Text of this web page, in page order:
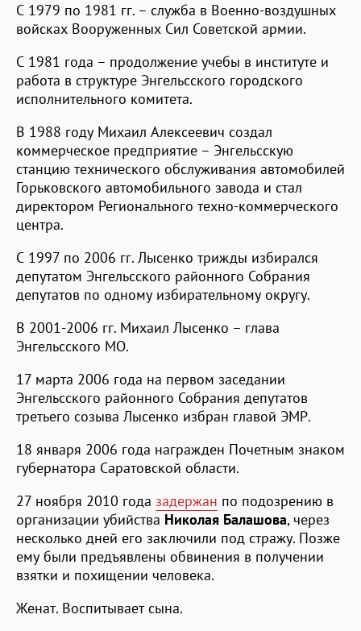
С 1979 по 1981 гг. – служба в Военно-воздушных
войсках Вооруженных Сил Советской армии.
С 1981 года – продолжение учебы в институте и
работа в структуре Энгельсского городского
исполнительного комитета.
В 1988 году Михаил Алексеевич создал
коммерческое предприятие – Энгельсскую
станцию технического обслуживания автомобилей
Горьковского автомобильного завода и стал
директором Регионального техно-коммерческого
центра.
С 1997 по 2006 гг. Лысенко трижды избирался
депутатом Энгельсского районного Собрания
депутатов по одному избирательному округу.
В 2001-2006 гг. Михаил Лысенко – глава
Энгельсского МО.
17 марта 2006 года на первом заседании
Энгельсского районного Собрания депутатов
третьего созыва Лысенко избран главой ЭМР.
18 января 2006 года награжден Почетным знаком
губернатора Саратовской области.
27 ноября 2010 года задержан по подозрению в
организации убийства Николая Балашова, через
несколько дней его заключили под стражу. Позже
ему были предъявлены обвинения в получении
взятки и похищении человека.
Женат. Воспитывает сына.